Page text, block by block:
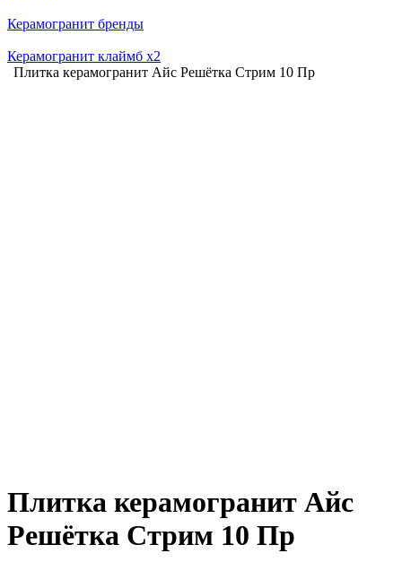
Керамогранит бренды
Керамогранит клаймб x2
Плитка керамогранит Айс Решётка Стрим 10 Пр
Плитка керамогранит Айс
Решётка Стрим 10 Пр